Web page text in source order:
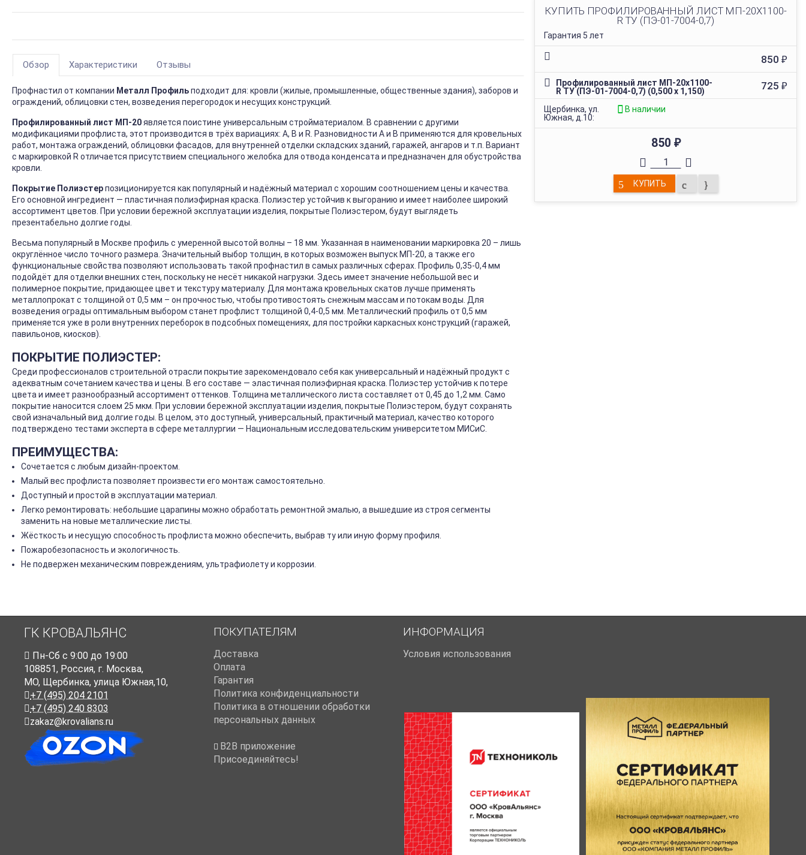
КУПИТЬ ПРОФИЛИРОВАННЫЙ ЛИСТ МП-20Х1100-
R ТУ (ПЭ-01-7004-0,7)
Гарантия 5 лет
850 ₽
Профилированный лист МП-20х1100-
R ТУ (ПЭ-01-7004-0,7) (0,500 х 1,150)
725 ₽
Щербинка, ул.
Южная, д.10:
В наличии
850 ₽
КУПИТЬ
Обзор Характеристики Отзывы
Профнастил от компании Металл Профильподходит для: кровли (жилые, промышленные, общественные здания), заборов и
ограждений, облицовки стен, возведения перегородок и несущих конструкций.
Профилированный лист МП-20является поистине универсальным стройматериалом. В сравнении с другими
модификациями профлиста, этот производится в трёх вариациях: А, В и R. Разновидности А и В применяются для кровельных
работ, монтажа ограждений, облицовки фасадов, для внутренней отделки складских зданий, гаражей, ангаров и т.п. Вариант
с маркировкой R отличается присутствием специального желобка для отвода конденсата и предназначен для обустройства
кровли.
Покрытие Полиэстерпозиционируется как популярный и надёжный материал с хорошим соотношением цены и качества.
Его основной ингредиент — пластичная полиэфирная краска. Полиэстер устойчив к выгоранию и имеет наиболее широкий
ассортимент цветов. При условии бережной эксплуатации изделия, покрытые Полиэстером, будут выглядеть
презентабельно долгие годы.
Весьма популярный в Москве профиль с умеренной высотой волны – 18 мм. Указанная в наименовании маркировка 20 – лишь
округлённое число точного размера. Значительный выбор толщин, в которых возможен выпуск МП-20, а также его
функциональные свойства позволяют использовать такой профнастил в самых различных сферах. Профиль 0,35-0,4 мм
подойдёт для отделки внешних стен, поскольку не несёт никакой нагрузки. Здесь имеет значение небольшой вес и
полимерное покрытие, придающее цвет и текстуру материалу. Для монтажа кровельных скатов лучше применять
металлопрокат с толщиной от 0,5 мм – он прочностью, чтобы противостоять снежным массам и потокам воды. Для
возведения ограды оптимальным выбором станет профлист толщиной 0,4-0,5 мм. Металлический профиль от 0,5 мм
применяется уже в роли внутренних переборок в подсобных помещениях, для постройки каркасных конструкций (гаражей,
павильонов, киосков).
ПОКРЫТИЕ ПОЛИЭСТЕР:
Среди профессионалов строительной отрасли покрытие зарекомендовало себя как универсальный и надёжный продукт с
адекватным сочетанием качества и цены. В его составе — эластичная полиэфирная краска. Полиэстер устойчив к потере
цвета и имеет разнообразный ассортимент оттенков. Толщина металлического листа составляет от 0,45 до 1,2 мм. Само
покрытие наносится слоем 25 мкм. При условии бережной эксплуатации изделия, покрытые Полиэстером, будут сохранять
свой изначальный вид долгие годы. В целом, это доступный, универсальный, практичный материал, качество которого
подтверждено тестами эксперта в сфере металлургии — Национальным исследовательским университетом МИСиС.
ПРЕИМУЩЕСТВА:
Сочетается с любым дизайн-проектом.
Малый вес профлиста позволяет произвести его монтаж самостоятельно.
Доступный и простой в эксплуатации материал.
Легко ремонтировать: небольшие царапины можно обработать ремонтной эмалью, а вышедшие из строя сегменты
заменить на новые металлические листы.
Жёсткость и несущую способность профлиста можно обеспечить, выбрав ту или иную форму профиля.
Пожаробезопасность и экологичность.
Не подвержен механическим повреждениям, ультрафиолету и коррозии.
ГК КРОВАЛЬЯНС
Пн-Cб с 9:00 до 19:00
108851, Россия, г. Москва,
МО, Щербинка, улица Южная,10,
+7 (495) 204 2101
+7 (495) 240 8303
zakaz@krovalians.ru
ПОКУПАТЕЛЯМ
Доставка
Оплата
Гарантия
Политика конфиденциальности
Политика в отношении обработки
персональных данных
B2B приложение
Присоединяйтесь!
ИНФОРМАЦИЯ
Условия использования